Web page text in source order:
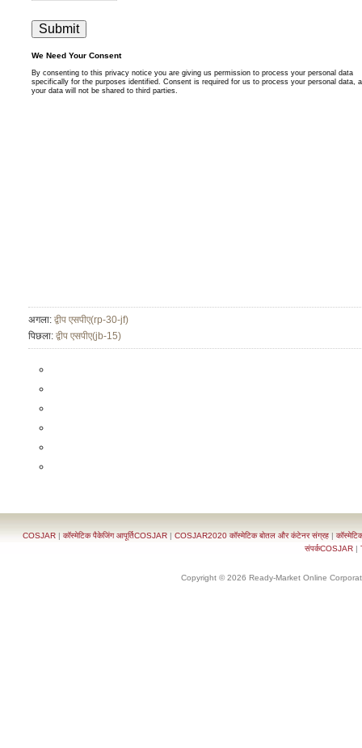
अगला: द्वीप एसपीए(rp-30-jf)
पिछला: द्वीप एसपीए(jb-15)
COSJAR |कॉस्मेटिक पैकेजिंग आपूर्तिCOSJAR | COSJAR2020 कॉस्मेटिक बोतल और कंटेनर संग्रह |
संपर्कCOSJAR |
Copyright © 2026 Ready-Market Online